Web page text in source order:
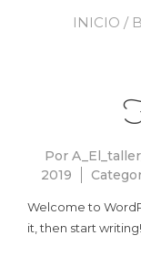
INICIO /
Por
2019
Welcome to
it, then start writing!